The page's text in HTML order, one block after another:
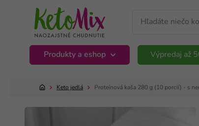
Produkty a eshop Výpredaj až
Keto jedlá Proteínová kaša 280 g (10 porcií) - s